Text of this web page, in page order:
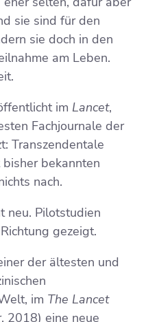
sie sind für den
sie doch in den
am Leben.
im Lancet,
Fachjournale der
Transzendentale
bekannten
nach.
neu. Pilotstudien
gezeigt.
der ältesten und
im The Lancet
2018) eine neue